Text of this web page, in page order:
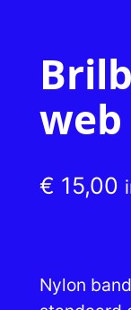
web
€ 15,00
Nylon